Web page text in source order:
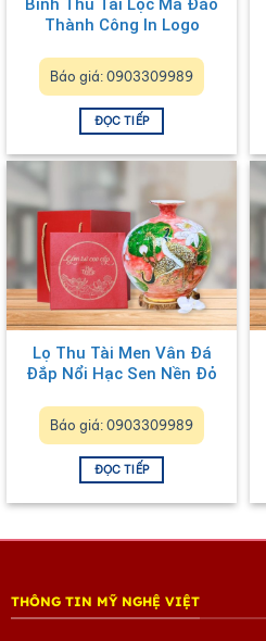
Bình Thu Tài Lộc Mã Đáo
Thành Công In Logo
Báo giá: 0903309989
ĐỌC TIẾP
Lọ Thu Tài Men Vân Đá
Đắp Nổi Hạc Sen Nền Đỏ
Báo giá: 0903309989
ĐỌC TIẾP
THÔNG TIN MỸ NGHỆ VIỆT